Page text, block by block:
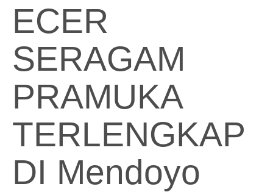
ECER
SERAGAM
PRAMUKA
TERLENGKAP
DI Mendoyo